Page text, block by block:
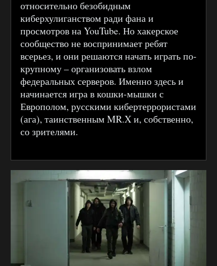
относительно безобидным
киберхулиганством ради фана и
просмотров на YouTube. Но хакерское
сообщество не воспринимает ребят
всерьез, и они решаются начать играть по-
крупному – организовать взлом
федеральных серверов. Именно здесь и
начинается игра в кошки-мышки с
Европолом, русскими кибертеррористами
(ага), таинственным MR.X и, собственно,
со зрителями.